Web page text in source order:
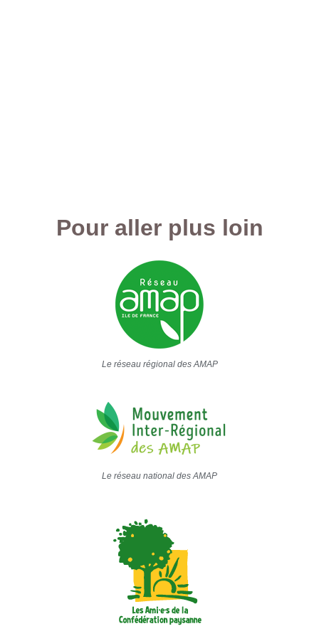
Pour aller plus loin
Le réseau régional des AMAP
Le réseau national des AMAP